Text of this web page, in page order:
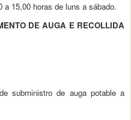
15,00 horas de luns a sábado.
DE AUGA E RECOLLIDA
subministro de auga potable a